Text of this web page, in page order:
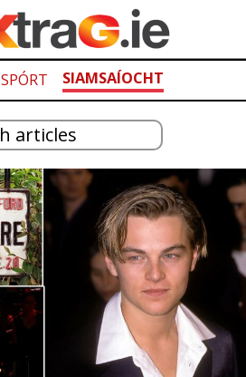
SPÓRT SIAMSAÍOCHT